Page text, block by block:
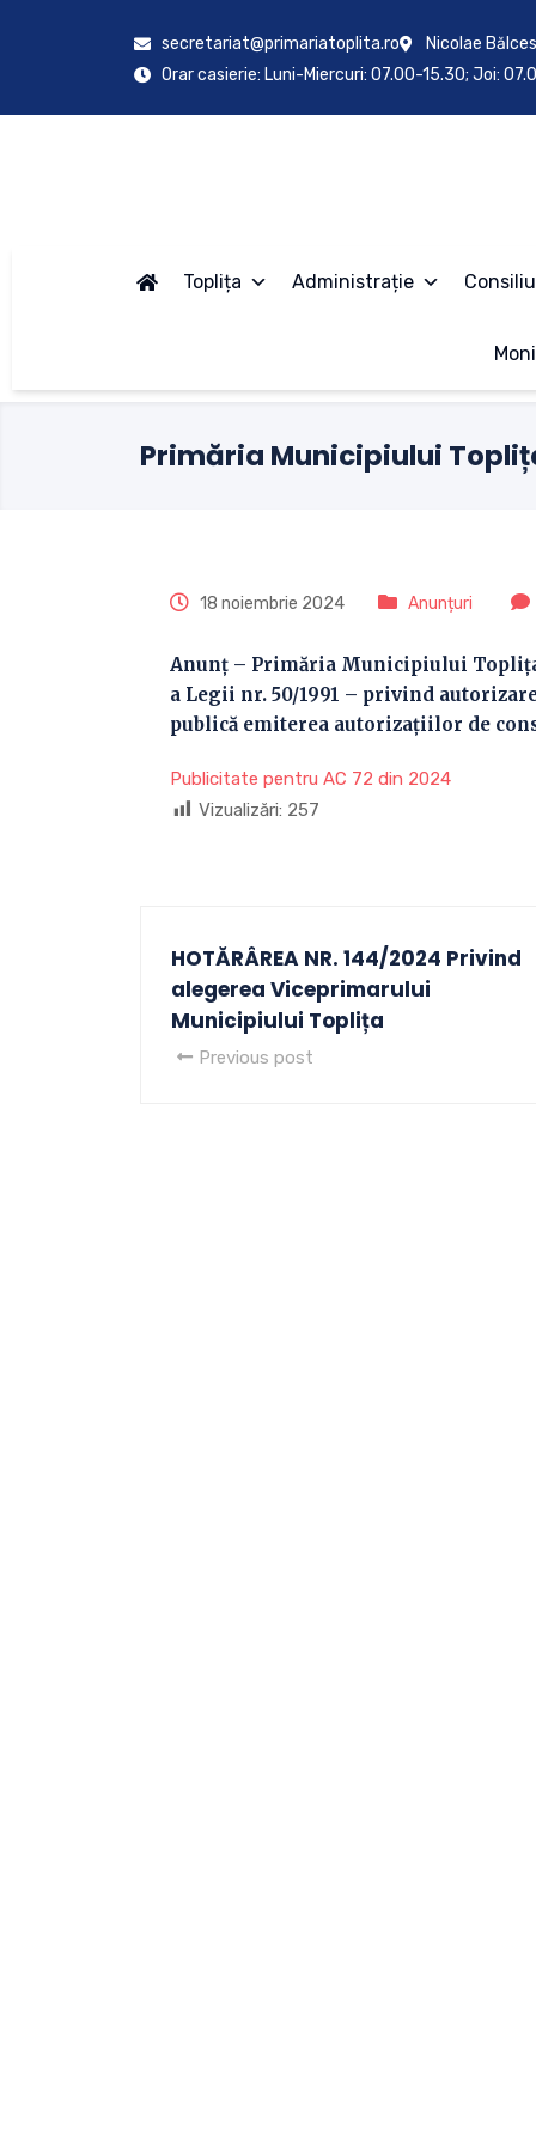
secretariat@primariatoplita.ro
Nicolae
Orar casierie: Luni-Miercuri: 07.00-15.30; Joi:
Toplița Administrație
Primăria Municipiului
18 noiembrie 2024 Anunțuri
Anunț – Primăria Municipiului
a Legii nr. 50/1991 – privind
publică emiterea autorizaţiilor de
Publicitate pentru AC 72 din 2024
Vizualizări: 257
HOTĂRÂREA NR. 144/2024 Privind
alegerea Viceprimarului
Municipiului Toplița
Previous post